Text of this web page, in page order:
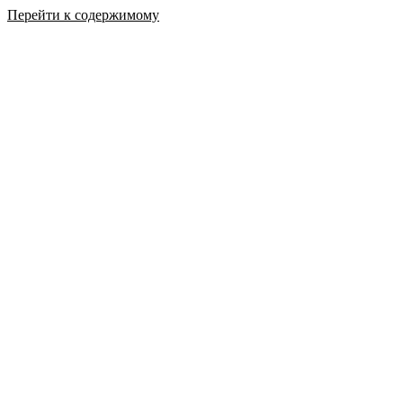
Перейти к содержимому